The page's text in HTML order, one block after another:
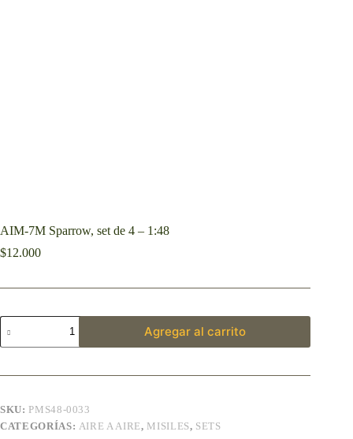
AIM-7M Sparrow, set de 4 – 1:48
$12.000
Agregar al carrito
SKU: PMS48-0033
CATEGORÍAS: AIRE A AIRE, MISILES, SETS